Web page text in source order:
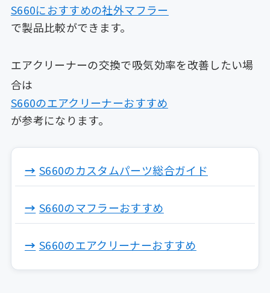
S660におすすめの社外マフラー
で製品比較ができます。
エアクリーナーの交換で吸気効率を改善したい場
合は
S660のエアクリーナーおすすめ
が参考になります。
S660のカスタムパーツ総合ガイド
S660のマフラーおすすめ
S660のエアクリーナーおすすめ